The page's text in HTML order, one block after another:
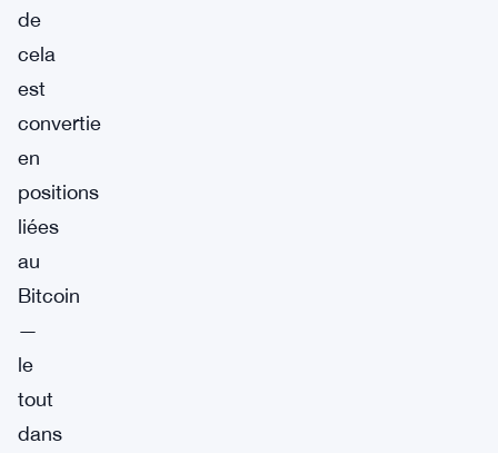
de
cela
est
convertie
en
positions
liées
au
Bitcoin
—
le
tout
dans